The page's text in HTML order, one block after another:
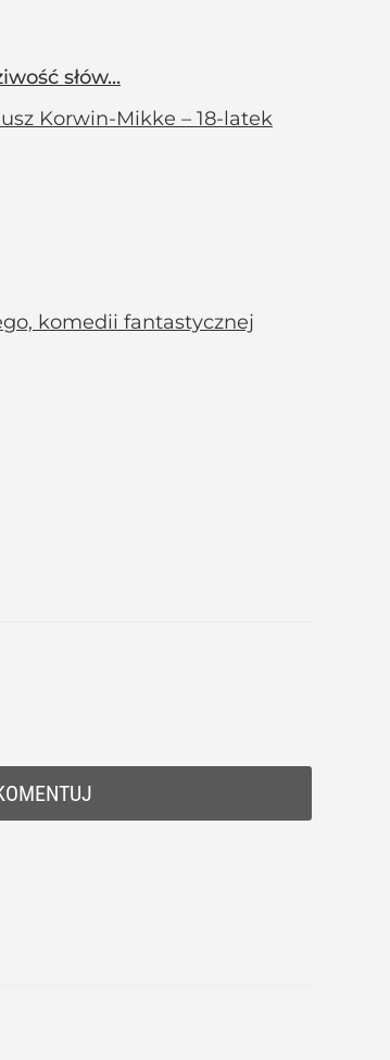
słów...
Korwin-Mikke – 18-latek
komedii fantastycznej